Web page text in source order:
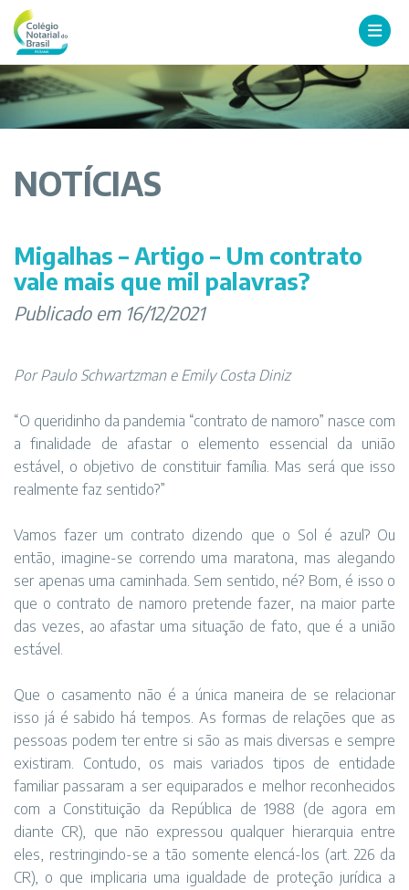
NOTÍCIAS
Migalhas – Artigo – Um contrato
vale mais que mil palavras?
Publicado em 16/12/2021
Por Paulo Schwartzman e Emily Costa Diniz
“O queridinho da pandemia “contrato de namoro” nasce com
a finalidade de afastar o elemento essencial da união
estável, o objetivo de constituir família. Mas será que isso
realmente faz sentido?”
Vamos fazer um contrato dizendo que o Sol é azul? Ou
então, imagine-se correndo uma maratona, mas alegando
ser apenas uma caminhada. Sem sentido, né? Bom, é isso o
que o contrato de namoro pretende fazer, na maior parte
das vezes, ao afastar uma situação de fato, que é a união
estável.
Que o casamento não é a única maneira de se relacionar
isso já é sabido há tempos. As formas de relações que as
pessoas podem ter entre si são as mais diversas e sempre
existiram. Contudo, os mais variados tipos de entidade
familiar passaram a ser equiparados e melhor reconhecidos
com a Constituição da República de 1988 (de agora em
diante CR), que não expressou qualquer hierarquia entre
eles, restringindo-se a tão somente elencá-los (art. 226 da
CR), o que implicaria uma igualdade de proteção jurídica a